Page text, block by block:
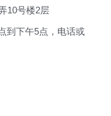
10号楼2层
到下午5点，电话或